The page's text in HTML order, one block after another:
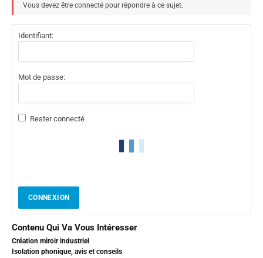
Vous devez être connecté pour répondre à ce sujet.
Identifiant:
Mot de passe:
Rester connecté
CONNEXION
Contenu Qui Va Vous Intéresser
Création miroir industriel
Isolation phonique, avis et conseils